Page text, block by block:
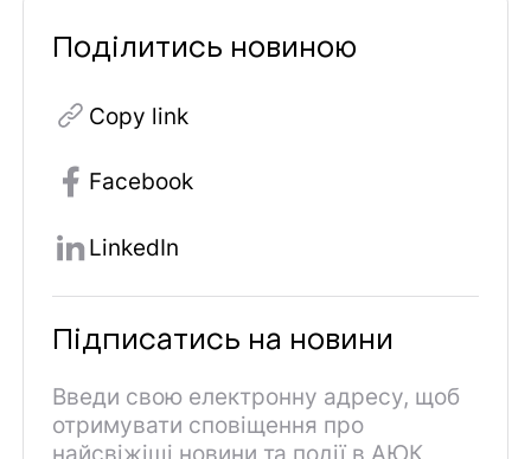
Поділитись новиною
Copy link
Facebook
LinkedIn
Підписатись на новини
Введи свою електронну адресу, щоб
отримувати сповіщення про
найсвіжіші новини та події в АЮК